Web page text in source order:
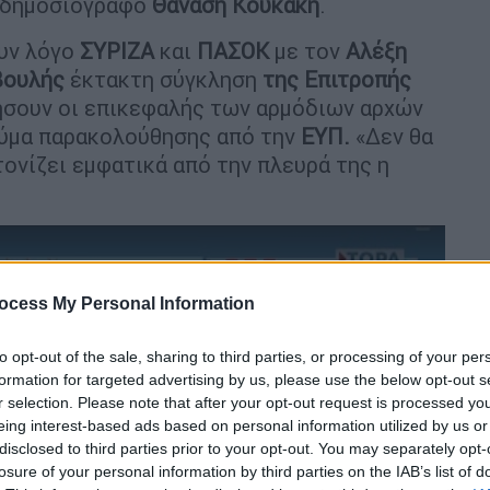
My Personal Information
opt-out of the sale, sharing to third parties, or processing of your
for targeted advertising by us, please use the below opt-out
selection. Please note that after your opt-out request is processed
interest-based ads based on personal information utilized by us
to third parties prior to your opt-out. You may separately
of your personal information by third parties on the IAB’s list of
λόγο ΣΥΡΙΖΑ και ΠΑΣΟΚ με τον Αλέξη
έκτακτη σύγκληση της Επιτροπής
οι επικεφαλής των αρμόδιων αρχών
παρακολούθησης από την ΕΥΠ. «Δεν θα
εμφατικά από την πλευρά της η
video